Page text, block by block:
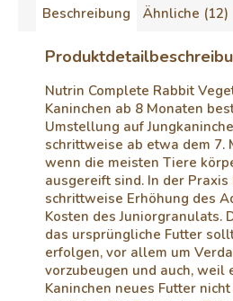
Beschreibung Ähnliche (12)
Nutrin Complete Rabbit
Kaninchen ab 8 Monaten
Umstellung auf
schrittweise ab etwa dem 7.
wenn die meisten Tiere
ausgereift sind. In der
schrittweise Erhöhung des
Kosten des Juniorgranulats.
das ursprüngliche Futter
erfolgen, vor allem um
vorzubeugen und auch, weil
Kaninchen neues Futter